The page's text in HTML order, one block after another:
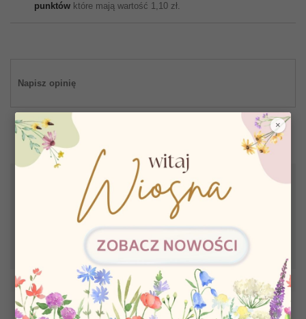
punktów które mają wartość 1,10 zł.
Napisz opinię
Drukuj
110,20 zł
Najniższa cena z ostatnich 30 dni
×